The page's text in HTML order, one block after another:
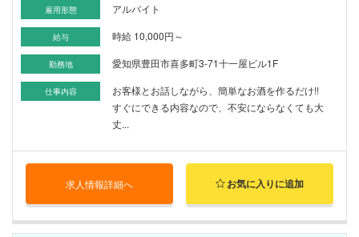
雇用形態 アルバイト
給与 時給 10,000円～
勤務地 愛知県豊田市喜多町3-71十一屋ビル1F
仕事内容
お客様とお話しながら、簡単なお酒を作るだけ!!
すぐにできる内容なので、不安にならなくても大
丈...
求人情報詳細へ お気に入りに追加